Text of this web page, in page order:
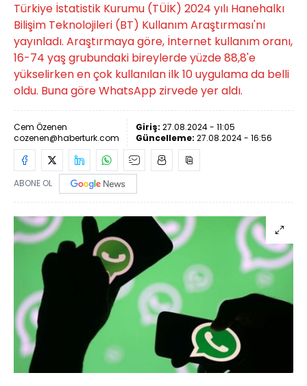
Türkiye İstatistik Kurumu (TÜİK) 2024 yılı Hanehalkı
Bilişim Teknolojileri (BT) Kullanım Araştırması'nı
yayınladı. Araştırmaya göre, İnternet kullanım oranı,
16-74 yaş grubundaki bireylerde yüzde 88,8'e
yükselirken en çok kullanılan ilk 10 uygulama da belli
oldu. Buna göre WhatsApp zirvede yer aldı.
Cem Özenen
cozenen@haberturk.com
Giriş: 27.08.2024 - 11:05
Güncelleme: 27.08.2024 - 16:56
ABONE OL